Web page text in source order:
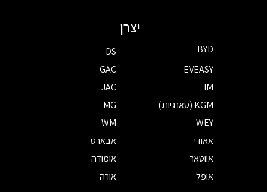
יצרן
BYD
DS
EVEASY
GAC
IM
JAC
KGM (סאנגיונג)
MG
WEY
WM
אאודי
אבארט
אווטאר
אומודה
אופל
אורה